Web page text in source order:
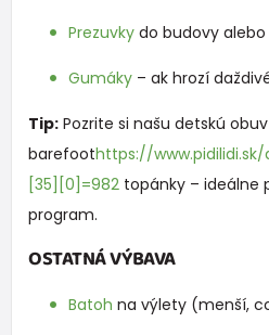
Prezuvky do budovy
Gumáky – ak hrozí
Tip: Pozrite si našu detskú obuv
barefoothttps://
[35][0]=982 topánky – ideálne
program.
OSTATNÁ VÝBAVA
Batoh na výlety (menší,